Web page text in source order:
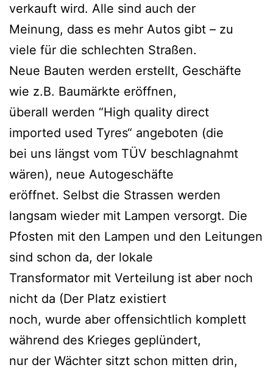
verkauft wird. Alle sind auch der
Meinung, dass es mehr Autos gibt – zu
viele für die schlechten Straßen.
Neue Bauten werden erstellt, Geschäfte
wie z.B. Baumärkte eröffnen,
überall werden “High quality direct
imported used Tyres“ angeboten (die
bei uns längst vom TÜV beschlagnahmt
wären), neue Autogeschäfte
eröffnet. Selbst die Strassen werden
langsam wieder mit Lampen versorgt. Die
Pfosten mit den Lampen und den Leitungen
sind schon da, der lokale
Transformator mit Verteilung ist aber noch
nicht da (Der Platz existiert
noch, wurde aber offensichtlich komplett
während des Krieges geplündert,
nur der Wächter sitzt schon mitten drin,